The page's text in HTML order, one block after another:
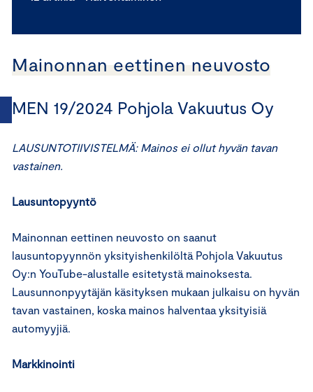
Mainonnan eettinen neuvosto
MEN 19/2024 Pohjola Vakuutus Oy
LAUSUNTOTIIVISTELMÄ: Mainos ei ollut hyvän tavan
vastainen.
Lausuntopyyntö
Mainonnan eettinen neuvosto on saanut
lausuntopyynnön yksityishenkilöltä Pohjola Vakuutus
Oy:n YouTube-alustalle esitetystä mainoksesta.
Lausunnonpyytäjän käsityksen mukaan julkaisu on hyvän
tavan vastainen, koska mainos halventaa yksityisiä
automyyjiä.
Markkinointi